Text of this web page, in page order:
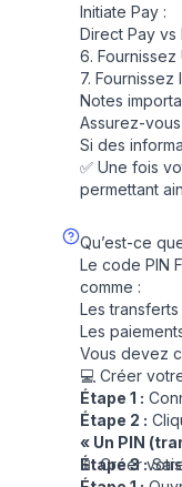
Initiate Pay :
Direct Pay
6. Fournissez
7.
Notes
Assurez-
Si des
✅ Une fois
permettant
Qu’est-ce
Le code PIN
comme :
Les transferts
Les
Vous devez
💻 Créer
Étape 1 :
Étape 2 :
« Un PIN
Étape 3 :
📱 Créer